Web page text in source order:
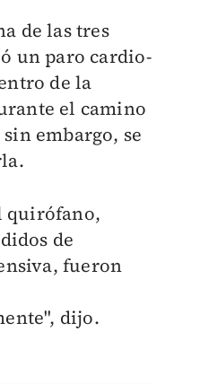
de las tres
un paro cardio-
de la
el camino
embargo, se
quirófano,
de
fueron
dijo.